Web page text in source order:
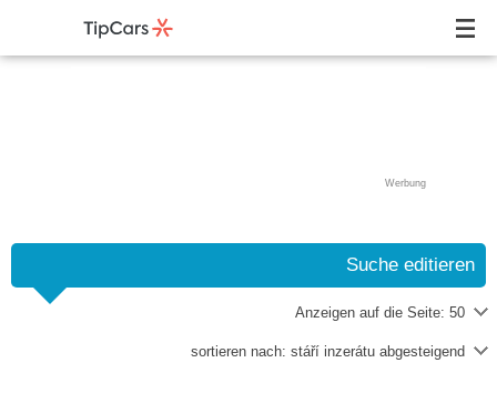
Werbung
Suche editieren
Anzeigen auf die Seite: 50
sortieren nach: stáří inzerátu abgesteigend